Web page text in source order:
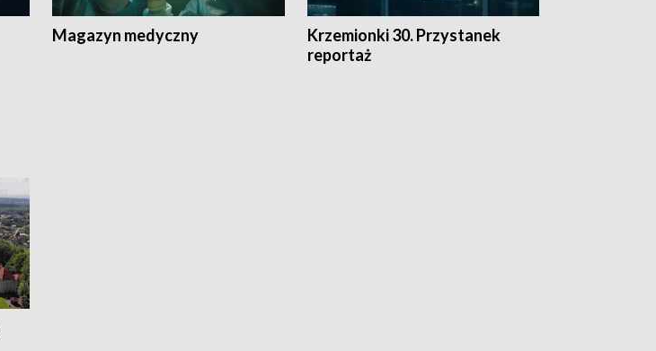
Magazyn medyczny
Krzemionki 30. Przystanek
reportaż